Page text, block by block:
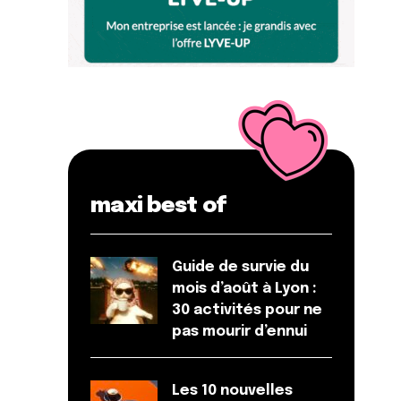
maxi best of
Guide de survie du
mois d’août à Lyon :
30 activités pour ne
pas mourir d’ennui
Les 10 nouvelles